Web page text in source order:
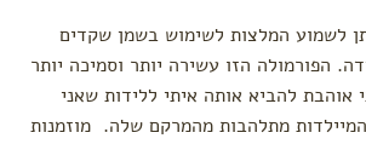
לשמוע המלצות לשימוש בשמן שקדים
הפורמולה הזו עשירה יותר וסמיכה יותר
אוהבת להביא אותה איתי ללידות שאני
מתלהבות מהמרקם שלה. מוזמנות